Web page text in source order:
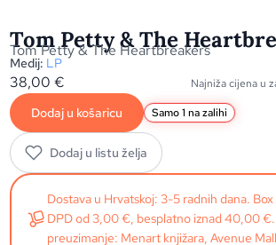
Tom Petty & The
Tom Petty & The Heartbreakers
Medij: LP
38,00€ Najniža cijena u
Dodaj u košaricu Samo 1 na zalihi
Dodaj u listu želja
Dostava u Hrvatskoj: 3-5 radnih dana.
DPD od 3,00 €, besplatno iznad 40,00
preuzimanje: Menart knjižara, Avenue